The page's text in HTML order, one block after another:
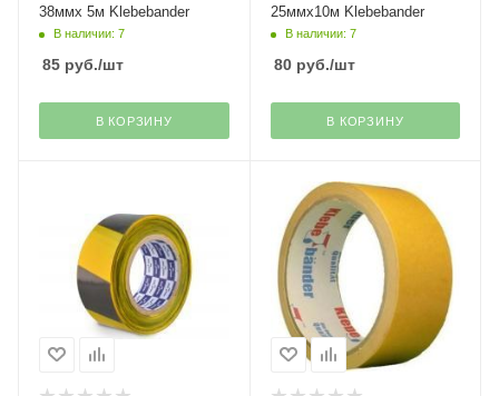
38ммх 5м Klebebander
В наличии: 7
85 руб./шт
В КОРЗИНУ
25ммх10м Klebebander
В наличии: 7
80руб./шт
В КОРЗИНУ